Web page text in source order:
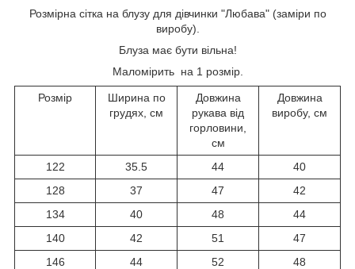
Розмірна сітка на блузу для дівчинки "Любава" (заміри по
виробу).
Блуза має бути вільна!
Маломірить на 1 розмір.
Розмір
Ширина по
грудях, см
Довжина
рукава від
горловини,
см
Довжина
виробу, см
122 35.5 44
40
128
37 47
42
134
40 48
44
140
42 51
47
146
44 52
48